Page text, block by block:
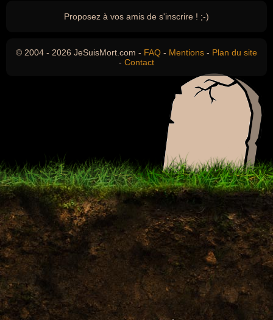
Proposez à vos amis de s'inscrire ! ;-)
© 2004 - 2026 JeSuisMort.com - FAQ - Mentions - Plan du site
- Contact